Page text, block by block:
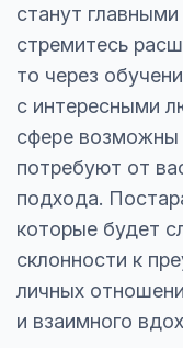
станут
стремитесь
то через
с интересными
сфере
потребуют от
подхода.
которые будет
склонности к
личных
и взаимного